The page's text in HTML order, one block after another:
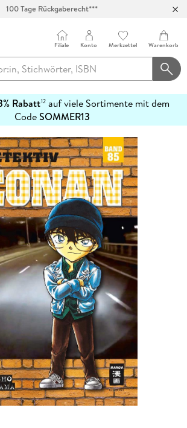
100 Tage Rückgaberecht***
Filiale Konto Merkzettel Warenkorb
Rabatt12auf viele Sortimente mit dem
CodeSOMMER13